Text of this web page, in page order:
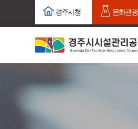
주요메뉴로 건너뛰기
경주시청 문화관광